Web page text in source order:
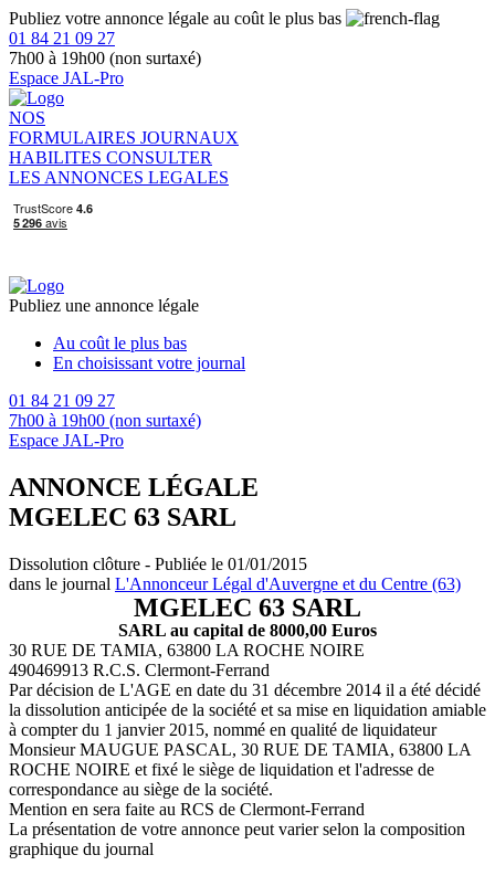
Publiez votre annonce légale au coût le plus bas
01 84 21 09 27
7h00 à 19h00 (non surtaxé)
Espace JAL-Pro
NOS
FORMULAIRES JOURNAUX
HABILITES CONSULTER
LES ANNONCES LEGALES
Publiez une annonce légale
Au coût le plus bas
En choisissant votre journal
01 84 21 09 27
7h00 à 19h00 (non surtaxé)
Espace JAL-Pro
ANNONCE LÉGALE
MGELEC 63 SARL
Dissolution clôture - Publiée le 01/01/2015
dans le journal L'Annonceur Légal d'Auvergne et du Centre (63)
MGELEC 63 SARL
SARL au capital de 8000,00 Euros
30 RUE DE TAMIA, 63800 LA ROCHE NOIRE
490469913 R.C.S. Clermont-Ferrand
Par décision de L'AGE en date du 31 décembre 2014 il a été décidé
la dissolution anticipée de la société et sa mise en liquidation amiable
à compter du 1 janvier 2015, nommé en qualité de liquidateur
Monsieur MAUGUE PASCAL, 30 RUE DE TAMIA, 63800 LA
ROCHE NOIRE et fixé le siège de liquidation et l'adresse de
correspondance au siège de la société.
Mention en sera faite au RCS de Clermont-Ferrand
La présentation de votre annonce peut varier selon la composition
graphique du journal